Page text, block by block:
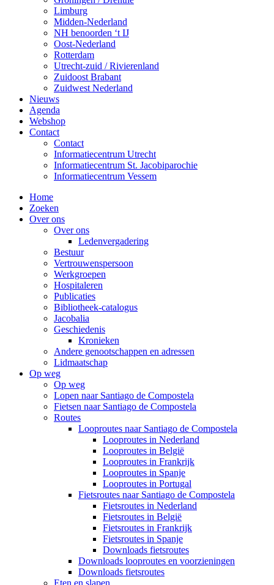
Limburg
Midden-Nederland
NH benoorden ‘t IJ
Oost-Nederland
Rotterdam
Utrecht-zuid / Rivierenland
Zuidoost Brabant
Zuidwest Nederland
Nieuws
Agenda
Webshop
Contact
Contact
Informatiecentrum Utrecht
Informatiecentrum St. Jacobiparochie
Informatiecentrum Vessem
Home
Zoeken
Over ons
Over ons
Ledenvergadering
Bestuur
Vertrouwenspersoon
Werkgroepen
Hospitaleren
Publicaties
Bibliotheek-catalogus
Jacobalia
Geschiedenis
Kronieken
Andere genootschappen en adressen
Lidmaatschap
Op weg
Op weg
Lopen naar Santiago de Compostela
Fietsen naar Santiago de Compostela
Routes
Looproutes naar Santiago de Compostela
Looproutes in Nederland
Looproutes in België
Looproutes in Frankrijk
Looproutes in Spanje
Looproutes in Portugal
Fietsroutes naar Santiago de Compostela
Fietsroutes in Nederland
Fietsroutes in België
Fietsroutes in Frankrijk
Fietsroutes in Spanje
Downloads fietsroutes
Downloads looproutes en voorzieningen
Downloads fietsroutes
Eten en slapen